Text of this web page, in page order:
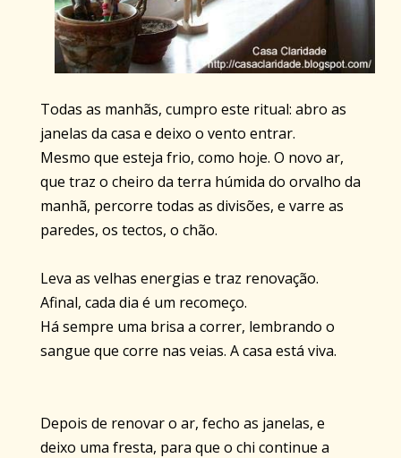
Todas as manhãs, cumpro este ritual: abro as
janelas da casa e deixo o vento entrar.
Mesmo que esteja frio, como hoje. O novo ar,
que traz o cheiro da terra húmida do orvalho da
manhã, percorre todas as divisões, e varre as
paredes, os tectos, o chão.
Leva as velhas energias e traz renovação.
Afinal, cada dia é um recomeço.
Há sempre uma brisa a correr, lembrando o
sangue que corre nas veias. A casa está viva.
Depois de renovar o ar, fecho as janelas, e
deixo uma fresta, para que o chi continue a